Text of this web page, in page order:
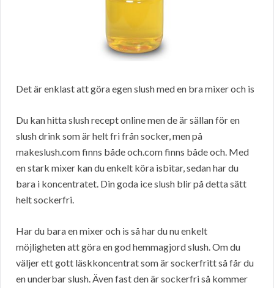
Det är enklast att göra egen slush med en bra mixer och is
Du kan hitta slush recept online men de är sällan för en
slush drink som är helt fri från socker, men på
makeslush.com finns både och.com finns både och. Med
en stark mixer kan du enkelt köra isbitar, sedan har du
bara i koncentratet. Din goda ice slush blir på detta sätt
helt sockerfri.
Har du bara en mixer och is så har du nu enkelt
möjligheten att göra en god hemmagjord slush. Om du
väljer ett gott läskkoncentrat som är sockerfritt så får du
en underbar slush. Även fast den är sockerfri så kommer